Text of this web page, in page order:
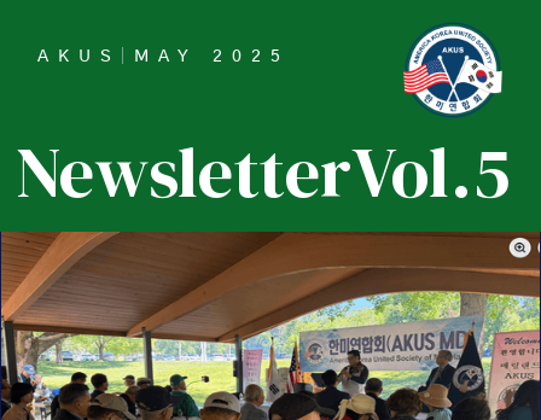
AKUS MAY 2025
NewsletterVol.5